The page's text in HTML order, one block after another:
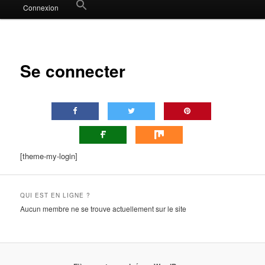
Connexion Search
Search Button
Se connecter
[theme-my-login]
QUI EST EN LIGNE ?
Aucun membre ne se trouve actuellement sur le site